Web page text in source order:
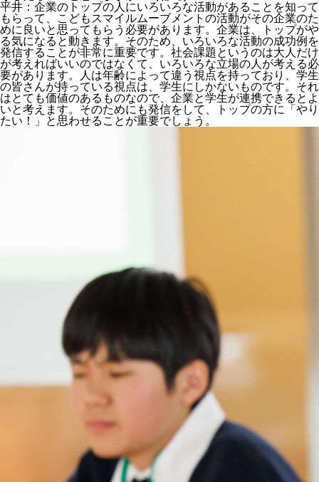
平井：企業のトップの人にいろいろな活動があることを知って
もらって、こどもスマイルムーブメントの活動がその企業のた
めに良いと思ってもらう必要があります。企業は、トップがや
る気になると動きます。そのため、いろいろな活動の成功例を
発信することが非常に重要です。社会課題というのは大人だけ
が考えればいいのではなくて、いろいろな立場の人が考える必
要があります。人は年齢によって違う視点を持っており、学生
の皆さんが持っている視点は、学生にしかないものです。それ
はとても価値のあるものなので、企業と学生が連携できるとよ
いと考えます。そのためにも発信をして、トップの方に「やり
たい！」と思わせることが重要でしょう。